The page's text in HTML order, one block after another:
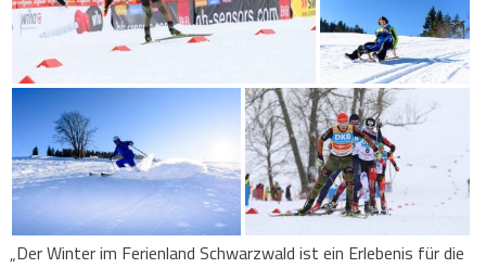
„Der Winter im Ferienland Schwarzwald ist ein Erlebenis für die